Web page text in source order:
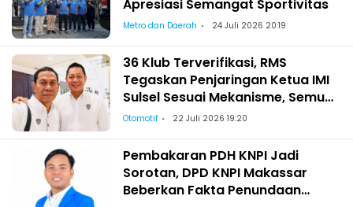
Apresiasi Semangat Sportivitas
Metro dan Daerah 24 Juli 2026 20:19
36 Klub Terverifikasi, RMS
Tegaskan Penjaringan Ketua IMI
Sulsel Sesuai Mekanisme, Semua
Berhak Maju!
Otomotif 22 Juli 2026 19:20
Pembakaran PDH KNPI Jadi
Sorotan, DPD KNPI Makassar
Beberkan Fakta Penundaan